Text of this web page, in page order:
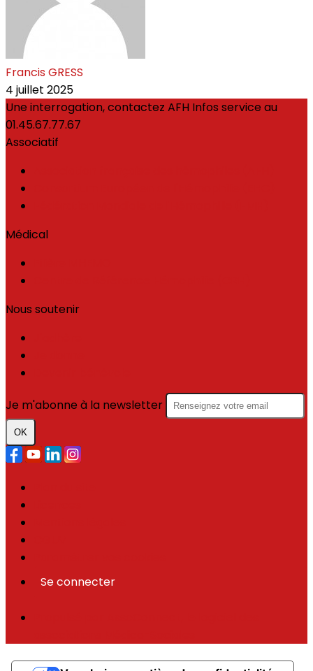
Francis GRESS
4 juillet 2025
Une interrogation, contactez AFH Infos service au
01.45.67.77.67
Associatif
Médical
Nous soutenir
Je m'abonne à la newsletter
OK
Se connecter